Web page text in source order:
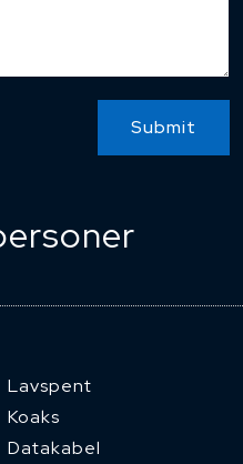
Submit
Lavspent
Koaks
Datakabel